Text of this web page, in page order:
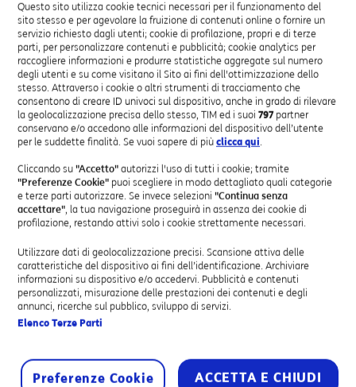
CLICCA SU “LINEE FISSO”
APRI I TRE PUNTINI
In corrispondenza della linea che vuoi traslocare.
CLICCA SU “DETTAGLI”
APRI LA SEZIONE “DATI LINEA”
CLICCA SU “TRASLOCO E CAMBIO INDIRIZZO”
Inserisci i dati richiesti.
In alternativa, per richiedere il trasloco/cambio indirizzo:
tu debba traslocare 1 o 2 linee.
Invia la tua richiesta all'indirizzo e-
Questo sito utilizza cookie tecnici necessari per il funzionamento del
sito stesso e per agevolare la fruizione di contenuti online o fornire un
servizio richiesto dagli utenti; cookie di profilazione, propri e di terze
parti, per personalizzare contenuti e pubblicità; cookie analytics per
raccogliere informazioni e produrre statistiche aggregate sul numero
degli utenti e su come visitano il Sito ai fini dell'ottimizzazione dello
stesso. Attraverso i cookie o altri strumenti di tracciamento che
consentono di creare ID univoci sul dispositivo, anche in grado di rilevare
la geolocalizzazione precisa dello stesso, TIM ed i suoi 797partner
conservano e/o accedono alle informazioni del dispositivo dell’utente
per le suddette finalità. Se vuoi sapere di più clicca qui.
Cliccando su "Accetto" autorizzi l'uso di tutti i cookie; tramite
"Preferenze Cookie" puoi scegliere in modo dettagliato quali categorie
e terze parti autorizzare. Se invece selezioni "Continua senza
accettare", la tua navigazione proseguirà in assenza dei cookie di
profilazione, restando attivi solo i cookie strettamente necessari.
Utilizzare dati di geolocalizzazione precisi. Scansione attiva delle
caratteristiche del dispositivo ai fini dell’identificazione. Archiviare
informazioni su dispositivo e/o accedervi. Pubblicità e contenuti
personalizzati, misurazione delle prestazioni dei contenuti e degli
annunci, ricerche sul pubblico, sviluppo di servizi.
Elenco Terze Parti
Preferenze Cookie ACCETTA E CHIUDI